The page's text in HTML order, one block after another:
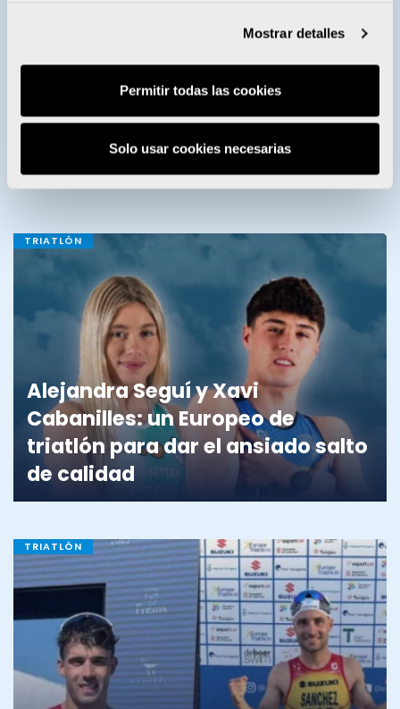
Mostrar detalles
Permitir todas las cookies
Solo usar cookies necesarias
Enervit entrega sus becas a 28
deportistas del Proyecto FER
TRIATLÓN
Alejandra Seguí y Xavi
Cabanilles: un Europeo de
triatlón para dar el ansiado salto
de calidad
TRIATLÓN